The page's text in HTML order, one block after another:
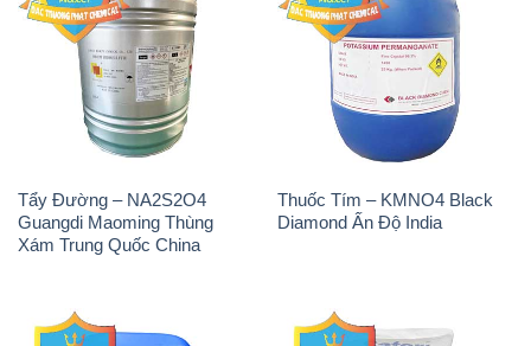
Tẩy Đường – NA2S2O4
Guangdi Maoming Thùng
Xám Trung Quốc China
Thuốc Tím – KMNO4 Black
Diamond Ấn Độ India